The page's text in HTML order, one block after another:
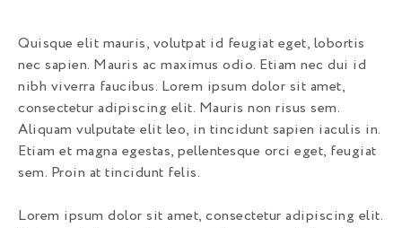
Quisque elit mauris, volutpat id feugiat eget, lobortis
nec sapien. Mauris ac maximus odio. Etiam nec dui id
nibh viverra faucibus. Lorem ipsum dolor sit amet,
consectetur adipiscing elit. Mauris non risus sem.
Aliquam vulputate elit leo, in tincidunt sapien iaculis in.
Etiam et magna egestas, pellentesque orci eget, feugiat
sem. Proin at tincidunt felis.
Lorem ipsum dolor sit amet, consectetur adipiscing elit.